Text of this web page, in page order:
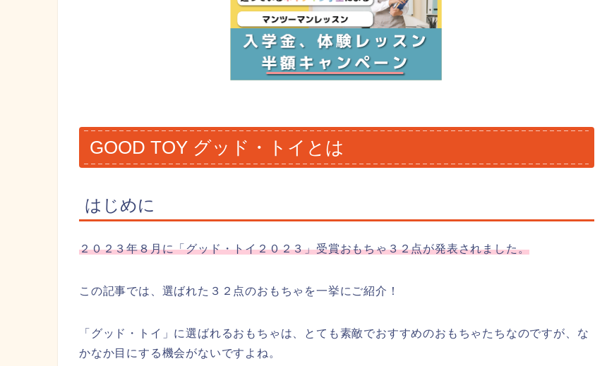
GOOD TOY グッド・トイとは
はじめに
２０２３年８月に「グッド・トイ２０２３」受賞おもちゃ３２点が発表されました。
この記事では、選ばれた３２点のおもちゃを一挙にご紹介！
「グッド・トイ」に選ばれるおもちゃは、とても素敵でおすすめのおもちゃたちなのですが、な
かなか目にする機会がないですよね。